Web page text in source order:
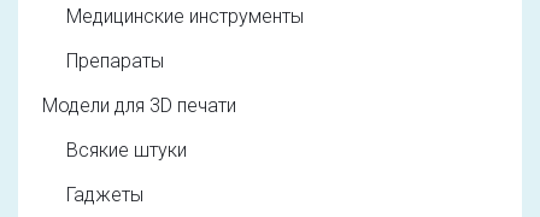
Медицинские инструменты
Препараты
Модели для 3D печати
Всякие штуки
Гаджеты